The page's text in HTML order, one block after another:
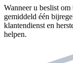
Wanneer u beslist
gemiddeld één
klantendienst en
helpen.